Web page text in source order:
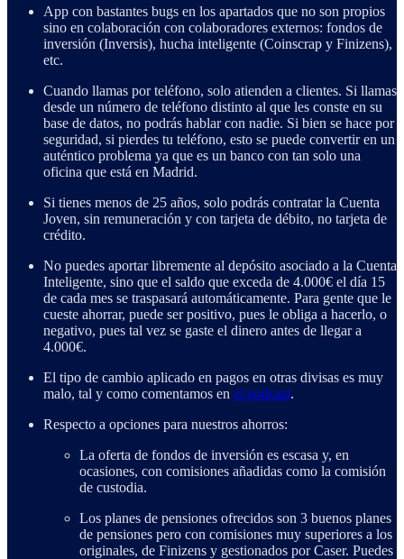
App con bastantes bugs en los apartados que no son propios
sino en colaboración con colaboradores externos: fondos de
inversión (Inversis), hucha inteligente (Coinscrap y Finizens),
etc.
Cuando llamas por teléfono, solo atienden a clientes. Si llamas
desde un número de teléfono distinto al que les conste en su
base de datos, no podrás hablar con nadie. Si bien se hace por
seguridad, si pierdes tu teléfono, esto se puede convertir en un
auténtico problema ya que es un banco con tan solo una
oficina que está en Madrid.
Si tienes menos de 25 años, solo podrás contratar la Cuenta
Joven, sin remuneración y con tarjeta de débito, no tarjeta de
crédito.
No puedes aportar libremente al depósito asociado a la Cuenta
Inteligente, sino que el saldo que exceda de 4.000€ el día 15
de cada mes se traspasará automáticamente. Para gente que le
cueste ahorrar, puede ser positivo, pues le obliga a hacerlo, o
negativo, pues tal vez se gaste el dinero antes de llegar a
4.000€.
El tipo de cambio aplicado en pagos en otras divisas es muy
malo, tal y como comentamos en el podcast.
Respecto a opciones para nuestros ahorros:
La oferta de fondos de inversión es escasa y, en
ocasiones, con comisiones añadidas como la comisión
de custodia.
Los planes de pensiones ofrecidos son 3 buenos planes
de pensiones pero con comisiones muy superiores a los
originales, de Finizens y gestionados por Caser. Puedes